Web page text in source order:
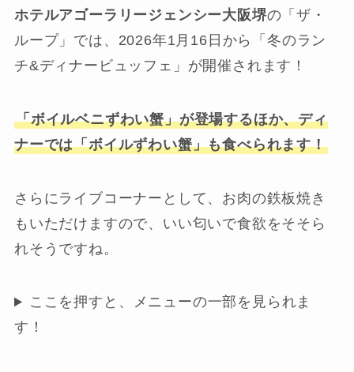
ホテルアゴーラリージェンシー大阪堺の「ザ・
ループ」では、2026年1月16日から「冬のラン
チ&ディナービュッフェ」が開催されます！
「ボイルベニずわい蟹」が登場するほか、ディ
ナーでは「ボイルずわい蟹」も食べられます！
さらにライブコーナーとして、お肉の鉄板焼き
もいただけますので、いい匂いで食欲をそそら
れそうですね。
ここを押すと、メニューの一部を見られま
す！